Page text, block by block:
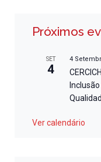
Próximos
SET
4
4
Ver calendário